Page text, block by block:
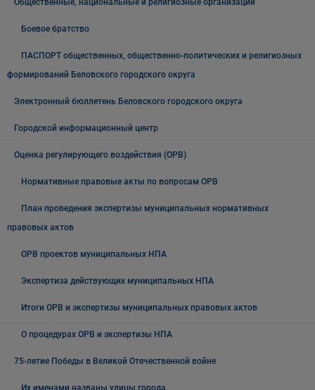
Общественные, национальные и религиозные организации
Боевое братство
ПАСПОРТ общественных, общественно-политических и религиозных
формирований Беловского городского округа
Электронный бюллетень Беловского городского округа
Городской информационный центр
Оценка регулирующего воздействия (ОРВ)
Нормативные правовые акты по вопросам ОРВ
План проведения экспертизы муниципальных нормативных
правовых актов
ОРВ проектов муниципальных НПА
Экспертиза действующих муниципальных НПА
Итоги ОРВ и экспертизы муниципальных правовых актов
О процедурах ОРВ и экспертизы НПА
75-летие Победы в Великой Отечественной войне
Их именами названы улицы города